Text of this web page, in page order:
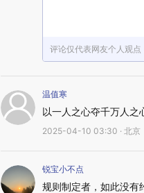
评论仅代表网友个人观
温值寒
以一人之心夺千万人之
2025-04-10 03:30 · 北京
锐宝小不点
规则制定者，如此没有